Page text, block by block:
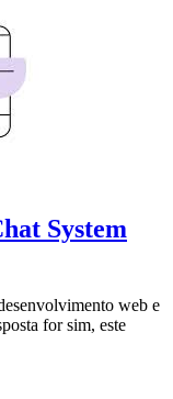
System
web e
for sim, este